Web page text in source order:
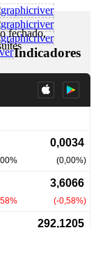
fechado,
Indicadores